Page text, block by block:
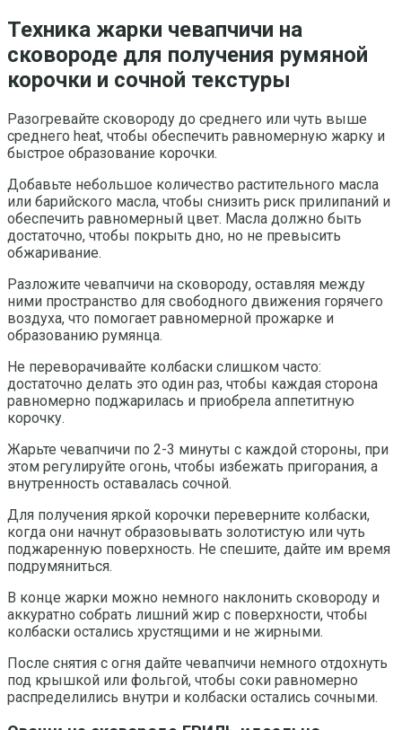
Техника жарки чевапчичи на
сковороде для получения румяной
корочки и сочной текстуры
Разогревайте сковороду до среднего или чуть выше
среднего heat, чтобы обеспечить равномерную жарку и
быстрое образование корочки.
Добавьте небольшое количество растительного масла
или барийского масла, чтобы снизить риск прилипаний и
обеспечить равномерный цвет. Масла должно быть
достаточно, чтобы покрыть дно, но не превысить
обжаривание.
Разложите чевапчичи на сковороду, оставляя между
ними пространство для свободного движения горячего
воздуха, что помогает равномерной прожарке и
образованию румянца.
Не переворачивайте колбаски слишком часто:
достаточно делать это один раз, чтобы каждая сторона
равномерно поджарилась и приобрела аппетитную
корочку.
Жарьте чевапчичи по 2-3 минуты с каждой стороны, при
этом регулируйте огонь, чтобы избежать пригорания, а
внутренность оставалась сочной.
Для получения яркой корочки переверните колбаски,
когда они начнут образовывать золотистую или чуть
поджаренную поверхность. Не спешите, дайте им время
подрумяниться.
В конце жарки можно немного наклонить сковороду и
аккуратно собрать лишний жир с поверхности, чтобы
колбаски остались хрустящими и не жирными.
После снятия с огня дайте чевапчичи немного отдохнуть
под крышкой или фольгой, чтобы соки равномерно
распределились внутри и колбаски остались сочными.